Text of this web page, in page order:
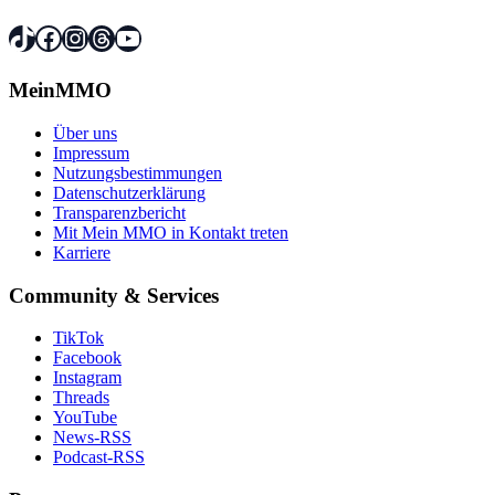
TikTok
Facebook
Instagram
Threads
YouTube
MeinMMO
Über uns
Impressum
Nutzungsbestimmungen
Datenschutzerklärung
Transparenzbericht
Mit Mein MMO in Kontakt treten
Karriere
Community & Services
TikTok
Facebook
Instagram
Threads
YouTube
News-RSS
Podcast-RSS